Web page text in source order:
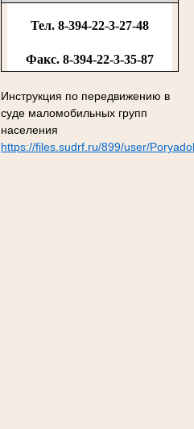
Тел. 8-394-22-3-27-48
Факс. 8-394-22-3-35-87
Инструкция по передвижению в
суде маломобильных групп
населения
https://files.sudrf.ru/899/user/